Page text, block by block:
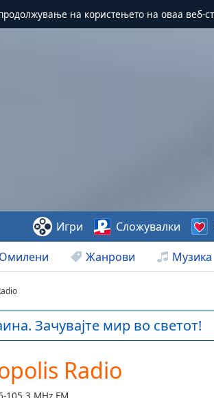
на користењето на оваа веб-
Омилени Жанрови Музика
Игри Сложувалки
Зачувајте мир во светот!
Radio